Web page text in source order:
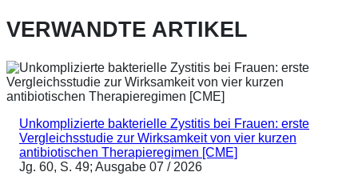
VERWANDTE ARTIKEL
Unkomplizierte bakterielle Zystitis bei Frauen: erste
Vergleichsstudie zur Wirksamkeit von vier kurzen
antibiotischen Therapieregimen [CME]
Jg. 60, S. 49; Ausgabe 07 / 2026